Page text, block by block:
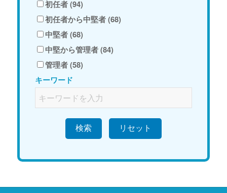
初任者 (94)
初任者から中堅者 (68)
中堅者 (68)
中堅から管理者 (84)
管理者 (58)
キーワード
検索